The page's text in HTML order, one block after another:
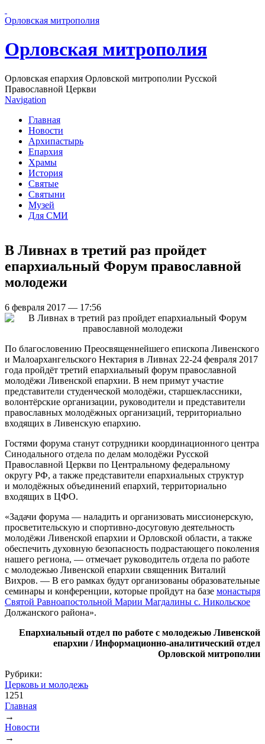
Орловская митрополия
Орловская митрополия
Орловская епархия Орловской митрополии Русской
Православной Церкви
Navigation
Главная
Новости
Архипастырь
Епархия
Храмы
История
Святые
Святыни
Музей
Для СМИ
В Ливнах в третий раз пройдет
епархиальный Форум православной
молодежи
6 февраля 2017 — 17:56
По благословению Преосвященнейшего епископа Ливенского
и Малоархангельского Нектария в Ливнах 22-24 февраля 2017
года пройдёт третий епархиальный форум православной
молодёжи Ливенской епархии. В нем примут участие
представители студенческой молодёжи, старшеклассники,
волонтёрские организации, руководители и представители
православных молодёжных организаций, территориально
входящих в Ливенскую епархию.
Гостями форума станут сотрудники координационного центра
Синодального отдела по делам молодёжи Русской
Православной Церкви по Центральному федеральному
округу РФ, а также представители епархиальных структур
и молодёжных объединений епархий, территориально
входящих в ЦФО.
«Задачи форума — наладить и организовать миссионерскую,
просветительскую и спортивно-досуговую деятельность
молодёжи Ливенской епархии и Орловской области, а также
обеспечить духовную безопасность подрастающего поколения
нашего региона, — отмечает руководитель отдела по работе
с молодежью Ливенской епархии священник Виталий
Вихров. — В его рамках будут организованы образовательные
семинары и конференции, которые пройдут на базе монастыря
Святой Равноапостольной Марии Магдалины с. Никольское
Должанского района».
Епархиальный отдел по работе с молодежью Ливенской
епархии / Информационно-аналитический отдел
Орловской митрополии
Рубрики:
Церковь и молодежь
1251
Вы здесь
Главная
→
Новости
→